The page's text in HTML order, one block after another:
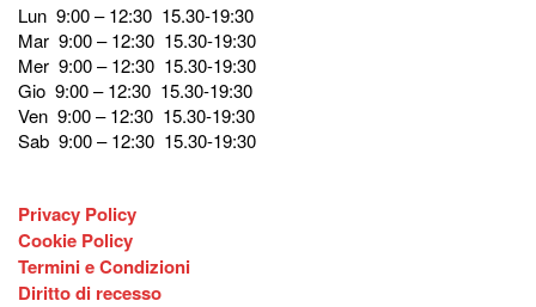
Lun 9:00 – 12:30 15.30-19:30
Mar 9:00 – 12:30 15.30-19:30
Mer 9:00 – 12:30 15.30-19:30
Gio 9:00 – 12:30 15.30-19:30
Ven 9:00 – 12:30 15.30-19:30
Sab 9:00 – 12:30 15.30-19:30
Privacy Policy
Cookie Policy
Termini e Condizioni
Diritto di recesso